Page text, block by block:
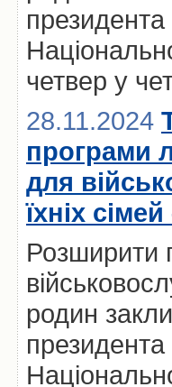
президента
четвер у
28.11.2024
програми
для
їхніх
Розширити
родин
президента